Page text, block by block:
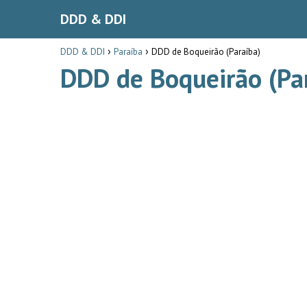
DDD & DDI
DDD & DDI Paraíba DDD de Boqueirão (Paraíba)
DDD de Boqueirão